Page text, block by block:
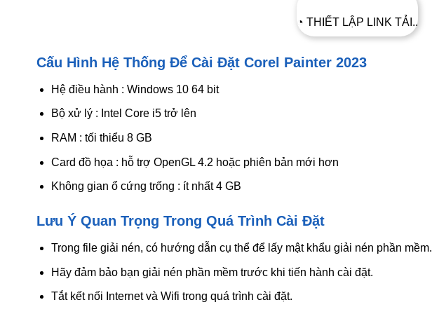
◔ THIẾT LẬP LINK TẢI..
Cấu Hình Hệ Thống Để Cài Đặt Corel Painter 2023
Hệ điều hành : Windows 10 64 bit
Bộ xử lý : Intel Core i5 trở lên
RAM : tối thiểu 8 GB
Card đồ họa : hỗ trợ OpenGL 4.2 hoặc phiên bản mới hơn
Không gian ổ cứng trống : ít nhất 4 GB
Lưu Ý Quan Trọng Trong Quá Trình Cài Đặt
Trong file giải nén, có hướng dẫn cụ thể để lấy mật khẩu giải nén phần mềm.
Hãy đảm bảo bạn giải nén phần mềm trước khi tiến hành cài đặt.
Tắt kết nối Internet và Wifi trong quá trình cài đặt.